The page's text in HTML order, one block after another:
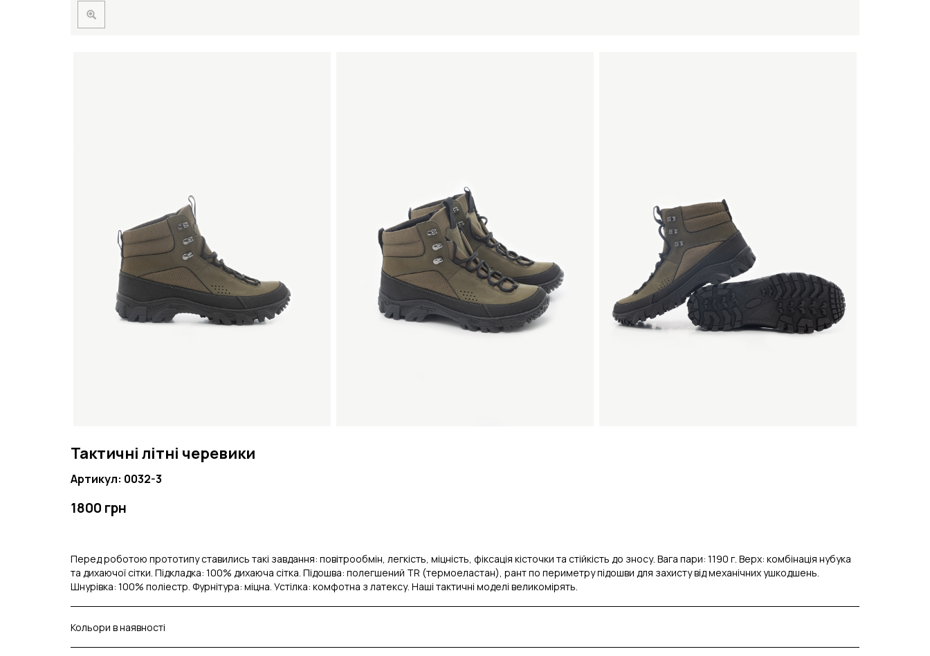
Тактичні літні черевики
Артикул: 0032-3
1800 грн
Перед роботою прототипу ставились такі завдання: повітрообмін, легкість, міцність, фіксація кісточки та стійкість до зносу. Вага пари: 1190 г. Верх: комбінація нубука
та дихаючої сітки. Підкладка: 100% дихаюча сітка. Підошва: полегшений TR (термоеластан), рант по периметру підошви для захисту від механічних ушкодшень.
Шнурівка: 100% поліестр. Фурнітура: міцна. Устілка: комфотна з латексу. Наші тактичні моделі великомірять.
Кольори в наявності